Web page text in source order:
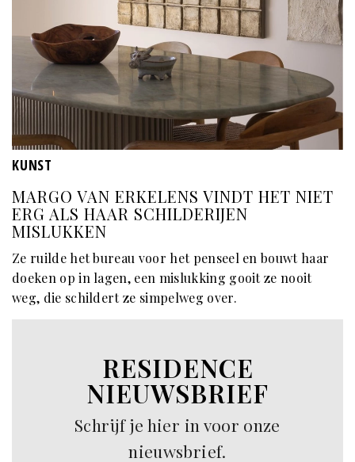
KUNST
MARGO VAN ERKELENS VINDT HET NIET
ERG ALS HAAR SCHILDERIJEN
MISLUKKEN
Ze ruilde het bureau voor het penseel en bouwt haar
doeken op in lagen, een mislukking gooit ze nooit
weg, die schildert ze simpelweg over.
RESIDENCE
NIEUWSBRIEF
Schrijf je hier in voor onze
nieuwsbrief.